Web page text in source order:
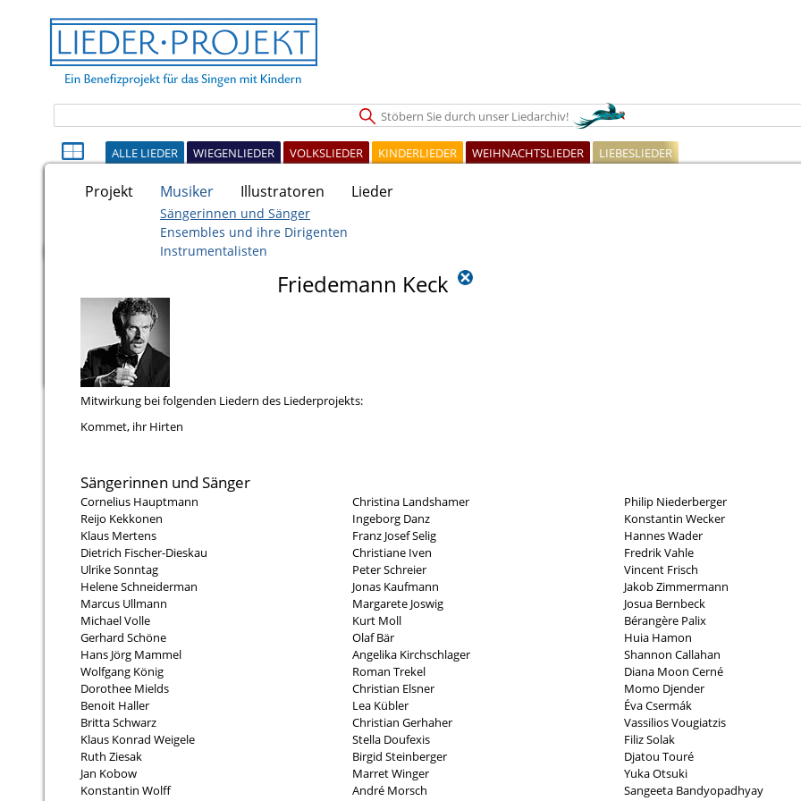
Stöbern Sie durch unser Liedarchiv!
ALLE LIEDER WIEGENLIEDER VOLKSLIEDER KINDERLIEDER WEIHNACHTSLIEDER LIEBESLIEDER
Projekt Musiker
Sängerinnen und Sänger
Ensembles und ihre Dirigenten
Instrumentalisten
Illustratoren Lieder
Friedemann Keck
Mitwirkung bei folgenden Liedern des Liederprojekts:
Kommet, ihr Hirten
Sängerinnen und Sänger
Cornelius Hauptmann
Reijo Kekkonen
Klaus Mertens
Dietrich Fischer-Dieskau
Ulrike Sonntag
Helene Schneiderman
Marcus Ullmann
Michael Volle
Gerhard Schöne
Hans Jörg Mammel
Wolfgang König
Dorothee Mields
Benoit Haller
Britta Schwarz
Klaus Konrad Weigele
Ruth Ziesak
Jan Kobow
Konstantin Wolff
Christina Landshamer
Ingeborg Danz
Franz Josef Selig
Christiane Iven
Peter Schreier
Jonas Kaufmann
Margarete Joswig
Kurt Moll
Olaf Bär
Angelika Kirchschlager
Roman Trekel
Christian Elsner
Lea Kübler
Christian Gerhaher
Stella Doufexis
Birgid Steinberger
Marret Winger
André Morsch
Philip Niederberger
Konstantin Wecker
Hannes Wader
Fredrik Vahle
Vincent Frisch
Jakob Zimmermann
Josua Bernbeck
Bérangère Palix
Huia Hamon
Shannon Callahan
Diana Moon Cerné
Momo Djender
Éva Csermák
Vassilios Vougiatzis
Filiz Solak
Djatou Touré
Yuka Otsuki
Sangeeta Bandyopadhyay